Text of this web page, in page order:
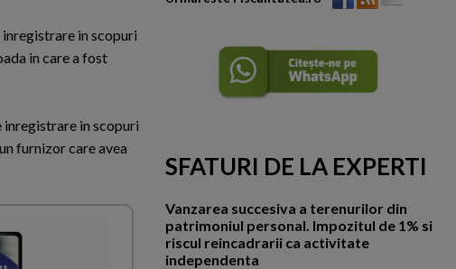
in scopuri
in care a fost
inregistrare in scopuri
furnizor care avea
SFATURI DE LA EXPERTI
Vanzarea succesiva a terenurilor din
patrimoniul personal. Impozitul de 1% si
riscul reincadrarii ca activitate
independenta